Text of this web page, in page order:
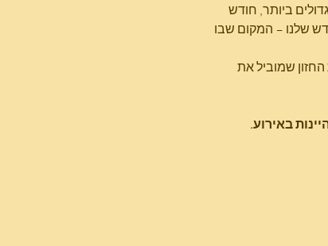
ביותר, חודש
שלנו – המקום שבו
החזון שמוביל את
באירוע.